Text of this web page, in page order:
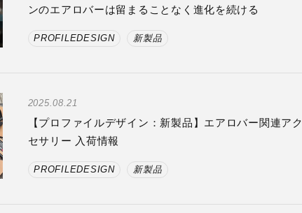
ンのエアロバーは留まることなく進化を続ける
PROFILEDESIGN 新製品
2025.08.21
【プロファイルデザイン：新製品】エアロバー関連アク
セサリー 入荷情報
PROFILEDESIGN 新製品